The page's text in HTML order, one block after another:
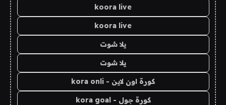
koora live
koora live
يلا شوت
يلا شوت
كورة اون لاين - kora onli
كورة جول - kora goal